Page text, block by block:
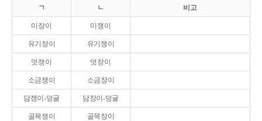
ㄱ ㄴ 비고
미장이 미쟁이
유기장이 유기쟁이
멋쟁이 멋장이
소금쟁이 소금장이
담쟁이-덩굴 담장이-덩굴
골목쟁이 골목장이